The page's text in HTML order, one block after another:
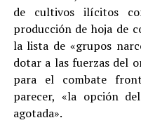
de cultivos ilícitos
producción de hoja de
la lista de «grupos
dotar a las fuerzas del
para el combate
parecer, «la opción
agotada».